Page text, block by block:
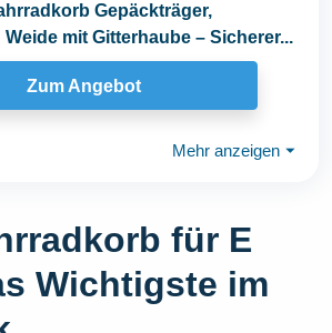
Gepäckträger,
mit Gitterhaube – Sicherer...
Zum Angebot
Mehr anzeigen ⏷
für E
Wichtigste im